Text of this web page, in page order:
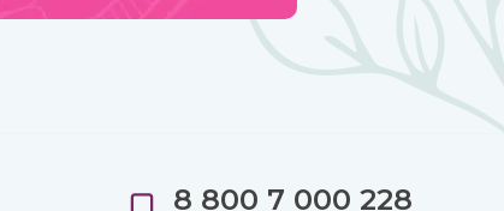
8 800 7 000 228